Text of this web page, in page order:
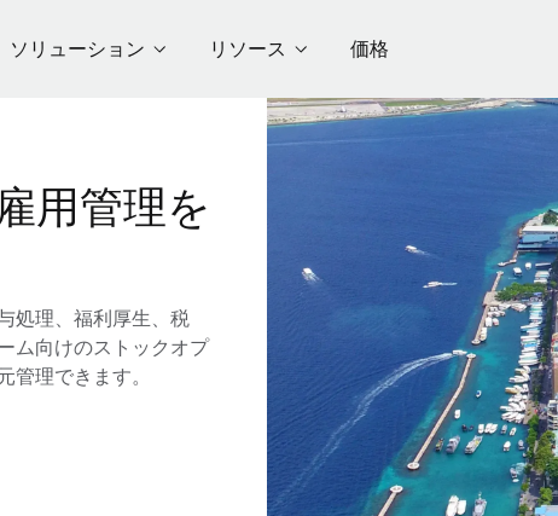
ソリューション リソース 価格
用管理を
処理、福利厚生、税
ム向けのストックオプ
管理できます。